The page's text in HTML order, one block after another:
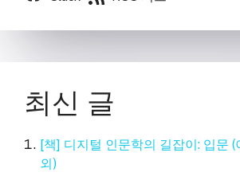
최신 글
[책] 디지털 인문학의 길잡이: 입문
외)